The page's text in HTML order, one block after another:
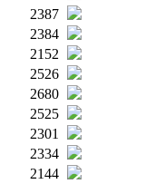
2387
2384
2152
2526
2680
2525
2301
2334
2144